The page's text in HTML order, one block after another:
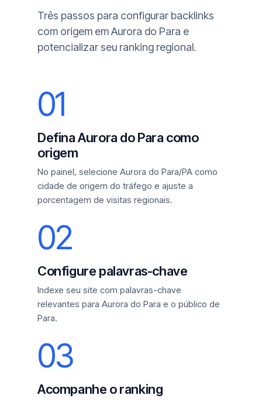
Três passos para configurar backlinks
com origem em Aurora do Para e
potencializar seu ranking regional.
01
Defina Aurora do Para como
origem
No painel, selecione Aurora do Para/PA como
cidade de origem do tráfego e ajuste a
porcentagem de visitas regionais.
02
Configure palavras-chave
Indexe seu site com palavras-chave
relevantes para Aurora do Para e o público de
Para.
03
Acompanhe o ranking